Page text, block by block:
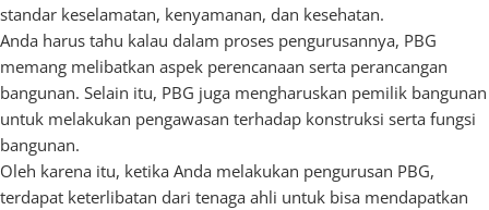
standar keselamatan, kenyamanan, dan kesehatan.
Anda harus tahu kalau dalam proses pengurusannya, PBG
memang melibatkan aspek perencanaan serta perancangan
bangunan. Selain itu, PBG juga mengharuskan pemilik bangunan
untuk melakukan pengawasan terhadap konstruksi serta fungsi
bangunan.
Oleh karena itu, ketika Anda melakukan pengurusan PBG,
terdapat keterlibatan dari tenaga ahli untuk bisa mendapatkan